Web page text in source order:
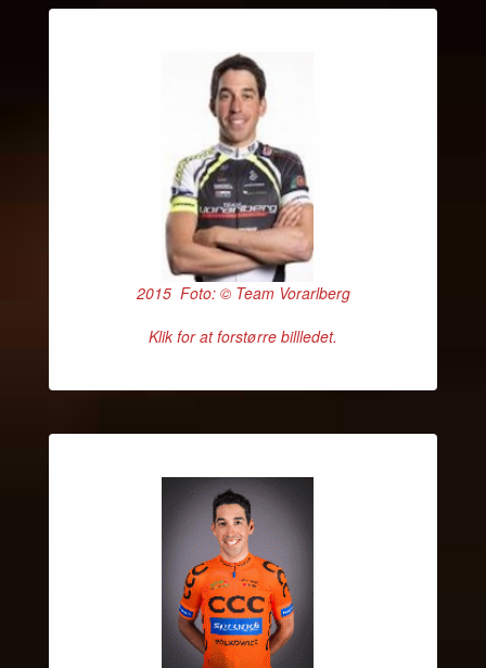
2015 Foto: © Team Vorarlberg
Klik for at forstørre billledet.